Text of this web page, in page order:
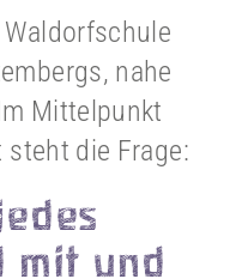
nahe
Mittelpunkt
die Frage:
mit und